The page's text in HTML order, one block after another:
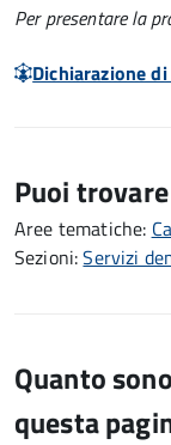
Per presentare la
Dichiarazione
Puoi
Aree tematiche:
Sezioni:Servizi
Quanto
questa